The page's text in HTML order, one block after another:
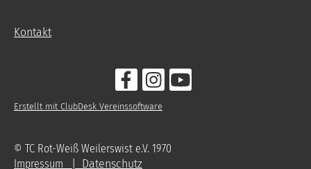
Kontakt
Erstellt mit ClubDesk Vereinssoftware
© TC Rot-Weiß Weilerswist e.V. 1970
Impressum | Datenschutz